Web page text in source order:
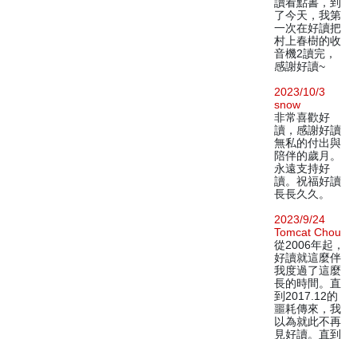
了今天，我第
一次在好讀把
村上春樹的收
音機2讀完，
感謝好讀~
2023/10/3
snow
非常喜歡好
讀，感謝好讀
無私的付出與
陪伴的歲月。
永遠支持好
讀。祝福好讀
長長久久。
2023/9/24
Tomcat Chou
從2006年起，
好讀就這麼伴
我度過了這麼
長的時間。直
到2017.12的
噩耗傳來，我
以為就此不再
見好讀。直到